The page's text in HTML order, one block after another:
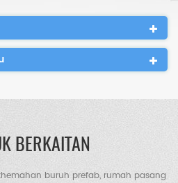
BERKAITAN
buruh prefab, rumah pasang